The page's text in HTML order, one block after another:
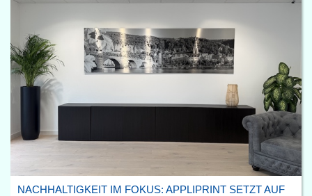
NACHHALTIGKEIT IM FOKUS: APPLIPRINT SETZT AUF